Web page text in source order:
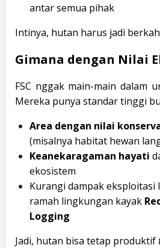
antar semua pihak
Intinya, hutan harus jadi
Gimana dengan Nilai
FSC nggak main-main dalam
Mereka punya standar tinggi
Area dengan nilai
(misalnya habitat hewan
Keanekaragaman hayati
ekosistem
Kurangi dampak eksploitasi
ramah lingkungan kayak
Logging
Jadi, hutan bisa tetap produktif